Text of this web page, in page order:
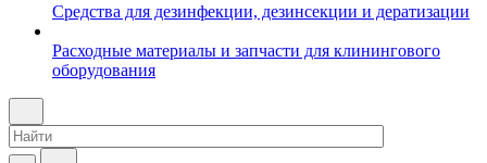
Средства для дезинфекции, дезинсекции и дератизации
Расходные материалы и запчасти для клинингового
оборудования